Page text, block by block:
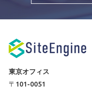
東京オフィス
〒101-0051